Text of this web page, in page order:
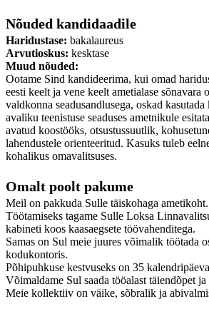
Nõuded kandidaadile
Haridustase: bakalaureus
Arvutioskus: kesktase
Muud nõuded:
Ootame Sind kandideerima, kui omad
eesti keelt ja vene keelt ametialase sõnavara
valdkonna seadusandlusega, oskad
avaliku teenistuse seaduses ametnikule
avatud koostööks, otsustussuutlik,
lahendustele orienteeritud. Kasuks tuleb
kohalikus omavalitsuses.
Omalt poolt pakume
Meil on pakkuda Sulle täiskohaga ametikoht.
Töötamiseks tagame Sulle Loksa
kabineti koos kaasaegsete töövahenditega.
Samas on Sul meie juures võimalik töötada
kodukontoris.
Põhipuhkuse kestvuseks on 35
Võimaldame Sul saada tööalast täiendõpet
Meie kollektiiv on väike, sõbralik ja